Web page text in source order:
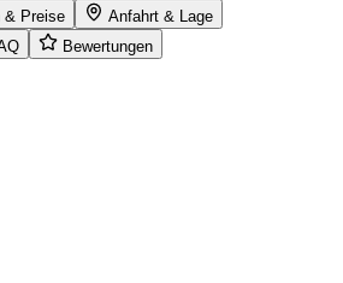
& Preise
Anfahrt & Lage
Bewertungen